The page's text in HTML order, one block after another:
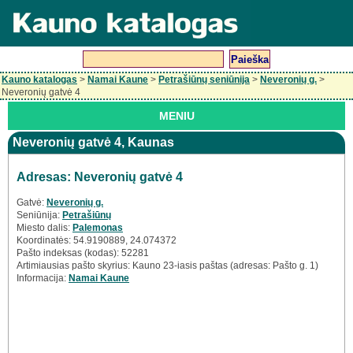
Kauno katalogas > Namai Kaune > Petrašiūnų seniūnija > Neveronių g. >
Neveronių gatvė 4
MENIU
Neveronių gatvė 4, Kaunas
Adresas: Neveronių gatvė 4
Gatvė: Neveronių g.
Seniūnija: Petrašiūnų
Miesto dalis: Palemonas
Koordinatės: 54.9190889, 24.074372
Pašto indeksas (kodas): 52281
Artimiausias pašto skyrius: Kauno 23-iasis paštas (adresas: Pašto g. 1)
Informacija: Namai Kaune